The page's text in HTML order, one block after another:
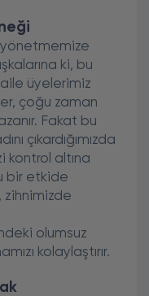
ki, bu
üyelerimiz
çoğu zaman
Fakat bu
çıkardığımızda
kontrol altına
bir etkide
zihnimizde
olumsuz
kolaylaştırır.